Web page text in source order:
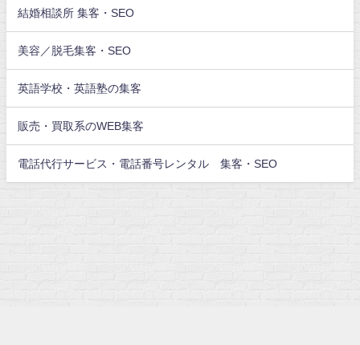
結婚相談所 集客・SEO
美容／脱毛集客・SEO
英語学校・英語塾の集客
販売・買取系のWEB集客
電話代行サービス・電話番号レンタル 集客・SEO